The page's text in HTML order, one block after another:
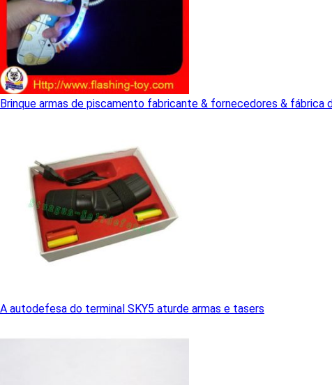
Brinque armas de piscamento fabricante & fornecedores & fábrica
A autodefesa do terminal SKY5 aturde armas e tasers